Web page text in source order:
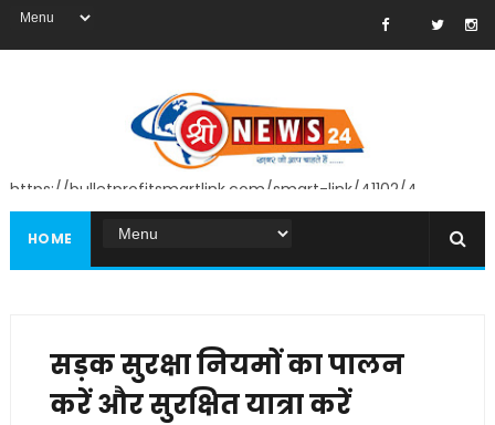
https://bulletprofitsmartlink.com/smart-link/41102/4
HOME
सड़क सुरक्षा नियमों का पालन
करें और सुरक्षित यात्रा करें